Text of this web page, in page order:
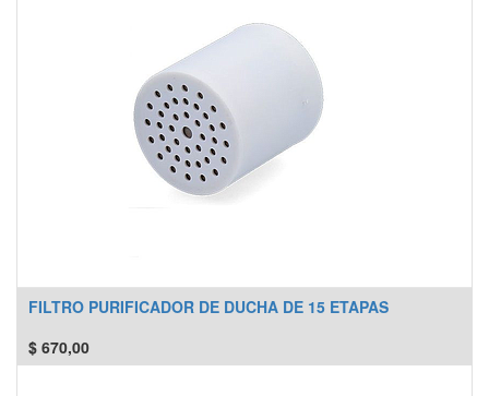
FILTRO PURIFICADOR DE DUCHA DE 15 ETAPAS
$ 670,00